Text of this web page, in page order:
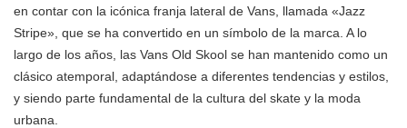
en contar con la icónica franja lateral de Vans, llamada «Jazz
Stripe», que se ha convertido en un símbolo de la marca. A lo
largo de los años, las Vans Old Skool se han mantenido como un
clásico atemporal, adaptándose a diferentes tendencias y estilos,
y siendo parte fundamental de la cultura del skate y la moda
urbana.